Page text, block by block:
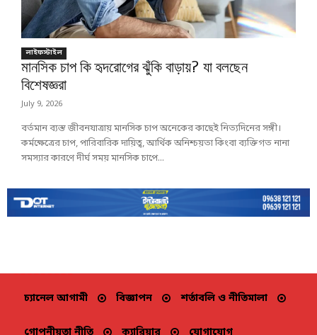
লাইফস্টাইল
মানসিক চাপ কি হৃদরোগের ঝুঁকি বাড়ায়? যা বলছেন
বিশেষজ্ঞরা
July 9, 2026
বর্তমান ব্যস্ত জীবনযাত্রায় মানসিক চাপ অনেকের কাছেই নিত্যদিনের সঙ্গী।
কর্মক্ষেত্রের চাপ, পারিবারিক দায়িত্ব, আর্থিক অনিশ্চয়তা কিংবা ব্যক্তিগত নানা
সমস্যার কারণে দীর্ঘ সময় মানসিক চাপে...
চ্যানেল আগামী বিজ্ঞাপন শর্তাবলি ও নীতিমালা
গোপনীয়তা নীতি ক্যারিয়ার যোগাযোগ